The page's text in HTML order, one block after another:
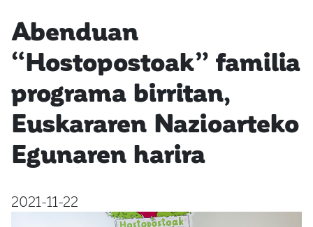
Abenduan
“Hostopostoak” familia
programa birritan,
Euskararen Nazioarteko
Egunaren harira
2021-11-22